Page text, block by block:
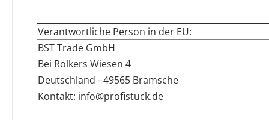
Verantwortliche Person in der EU:
BST Trade GmbH
Bei Rölkers Wiesen 4
Deutschland - 49565 Bramsche
Kontakt: info@profistuck.de